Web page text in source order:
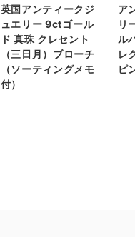
英国アンティークジ
ュエリー 9ctゴール
ド 真珠 クレセント
（三日月）ブローチ
（ソーティングメモ
付）
ア
リ
ル
レ
ピ